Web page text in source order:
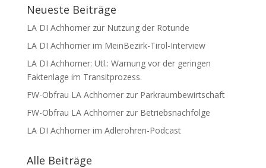
Neueste Beiträge
LA DI Achhorner zur Nutzung der Rotunde
LA DI Achhorner im MeinBezirk-Tirol-Interview
LA DI Achhorner: Utl.: Warnung vor der geringen
Faktenlage im Transitprozess.
FW-Obfrau LA Achhorner zur Parkraumbewirtschaft
FW-Obfrau LA Achhorner zur Betriebsnachfolge
LA DI Achhorner im Adlerohren-Podcast
Alle Beiträge